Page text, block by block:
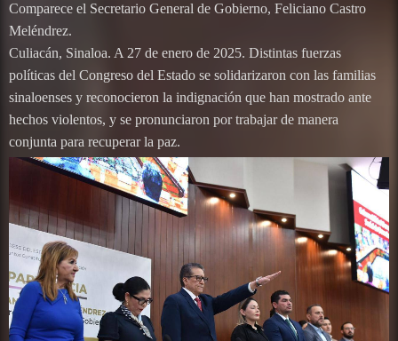
Comparece el Secretario General de Gobierno, Feliciano Castro
Meléndrez.
Culiacán, Sinaloa. A 27 de enero de 2025. Distintas fuerzas
políticas del Congreso del Estado se solidarizaron con las familias
sinaloenses y reconocieron la indignación que han mostrado ante
hechos violentos, y se pronunciaron por trabajar de manera
conjunta para recuperar la paz.